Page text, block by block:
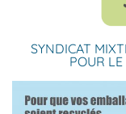
SYNDICAT
POUR